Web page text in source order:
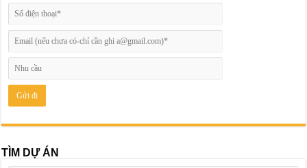
TÌM DỰ ÁN